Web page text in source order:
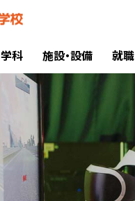
学科 施設・設備 就職